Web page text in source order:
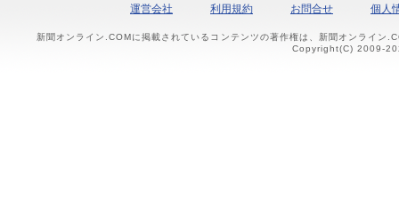
運営会社 利用規約 お問合せ 個人
新聞オンライン.COMに掲載されているコンテンツの著作権は、新聞オンライン
Copyright(C) 2009-